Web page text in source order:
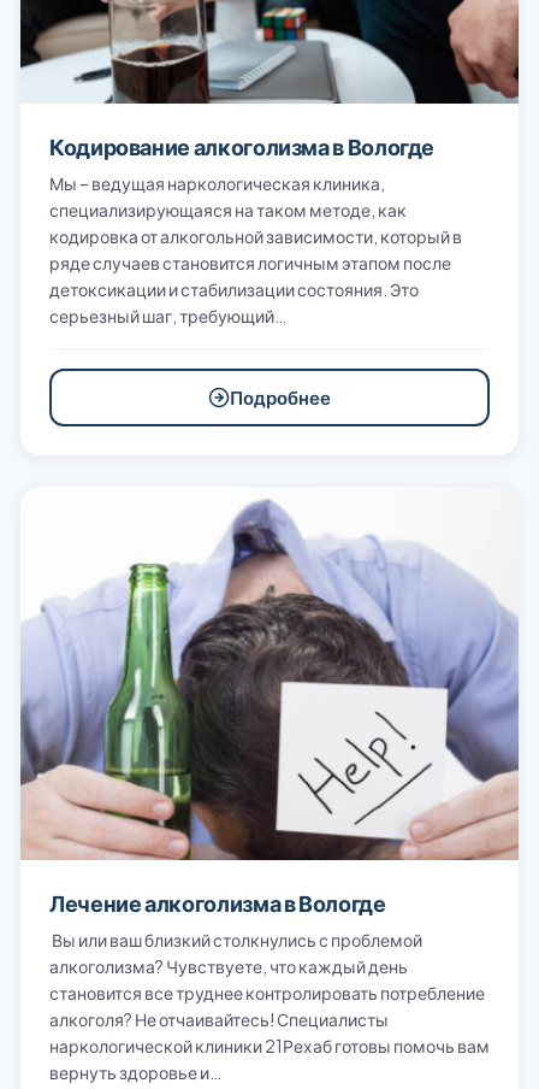
Кодирование алкоголизма в Вологде
Мы – ведущая наркологическая клиника,
специализирующаяся на таком методе, как
кодировка от алкогольной зависимости, который в
ряде случаев становится логичным этапом после
детоксикации и стабилизации состояния. Это
серьезный шаг, требующий…
Подробнее
Лечение алкоголизма в Вологде
Вы или ваш близкий столкнулись с проблемой
алкоголизма? Чувствуете, что каждый день
становится все труднее контролировать потребление
алкоголя? Не отчаивайтесь! Специалисты
наркологической клиники 21Рехаб готовы помочь вам
вернуть здоровье и…